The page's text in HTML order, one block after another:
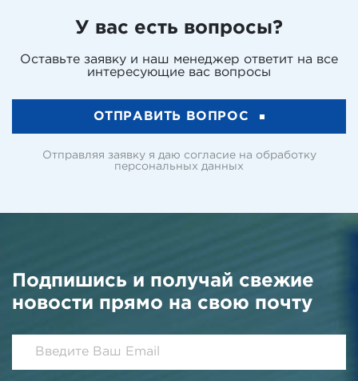
У вас есть вопросы?
Оставьте заявку и наш менеджер ответит на все
интересующие вас вопросы
ОТПРАВИТЬ ВОПРОС
Отправляя заявку я даю согласие на обработку
персональных данных
Подпишись и получай свежие
новости прямо на свою почту